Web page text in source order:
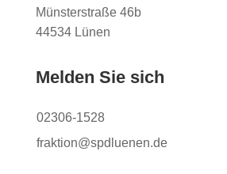
Münsterstraße 46b
44534 Lünen
Melden Sie sich
02306-1528
fraktion@spdluenen.de